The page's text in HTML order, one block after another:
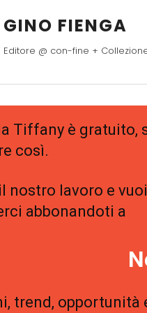
GINO FIENGA
Editore @ con-fine +
Tiffany è gratuito,
così.
nostro lavoro e
abbonandoti a
trend, opportunità